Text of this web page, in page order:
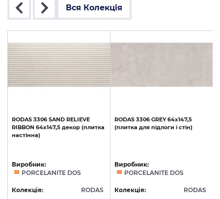
Вся Колекція
RODAS 3306 SAND RELIEVE
RIBBON 64x147,5 декор (плитка
настінна)
Виробник:
PORCELANITE DOS
Колекція: RODAS
RODAS 3306 GREY 64x147,5
(плитка для підлоги і стін)
Виробник:
PORCELANITE DOS
Колекція: RODAS